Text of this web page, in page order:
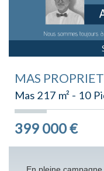
MAS
Mas 217 m² - 10
399 000€